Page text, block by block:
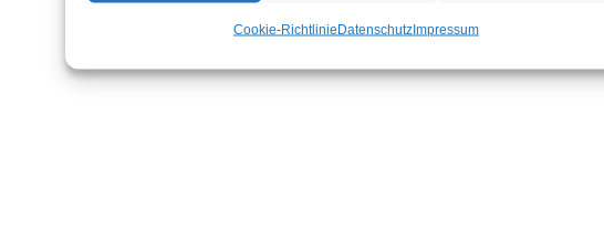
Cookie-RichtlinieDatenschutzImpressum